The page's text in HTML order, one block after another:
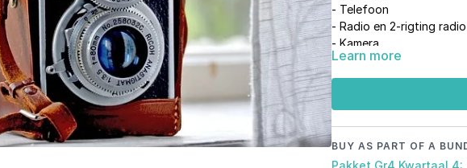
- Telefoon
- Radio en 2-rigting radio
- Kamera
Learn more
BUY AS PART OF A
Pakket Gr4 Kwartaal